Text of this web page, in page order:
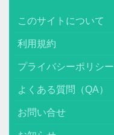
このサイトについて
利用規約
プライバシーポリシー
よくある質問（QA）
お問い合せ